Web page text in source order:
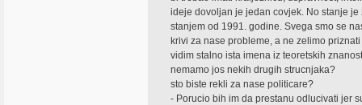
ideje dovoljan je jedan covjek. No stanje
stanjem od 1991. godine. Svega smo se
krivi za nase probleme, a ne zelimo
vidim stalno ista imena iz teoretskih
nemamo jos nekih drugih strucnjaka?
sto biste rekli za nase politicare?
- Porucio bih im da prestanu odlucivati jer